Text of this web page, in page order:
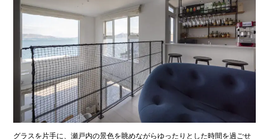
グラスを片手に、瀬戸内の景色を眺めながらゆったりとした時間を過ごせ